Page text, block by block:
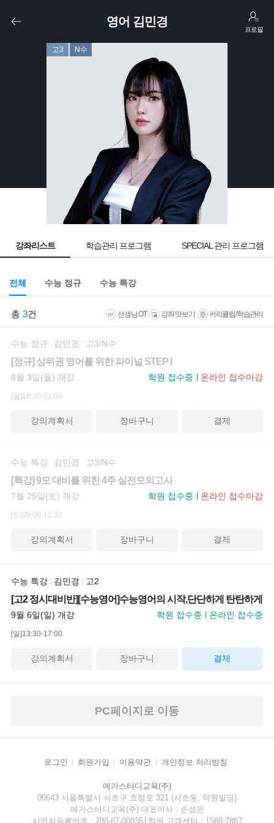
영어 김민경
프로필
고3 N수
강좌리스트 학습관리 프로그램 SPECIAL 관리 프로그램
전체 수능 정규 수능 특강
총 3건 선생님 OT 강좌 맛보기 커리큘럼/학습관리
수능 정규 김민경 고3/N수
[정규] 상위권 영어를 위한 파이널 STEP I
8월 3일(월) 개강 학원 접수중 온라인 접수마감
[월]18:30-22:00
강의계획서 장바구니 결제
수능 특강 김민경 고3/N수
[특강] 9모 대비를 위한 4주 실전모의고사
7월 25일(토) 개강 학원 접수중 온라인 접수마감
[토]09:00-12:30
강의계획서 장바구니 결제
수능 특강 김민경 고2
[고2 정시대비반][수능영어]수능영어의 시작,단단하게 탄탄하게
9월 6일(일) 개강 학원 접수중 온라인 접수중
[일]13:30-17:00
강의계획서 장바구니 결제
PC페이지로 이동
로그인 회원가입 이용약관 개인정보 처리방침
메가스터디교육(주)
06643 서울특별시 서초구 효령로 321 (서초동, 덕원빌딩)
메가스터디교육(주) 대표이사 : 손성은
사업자등록번호 : 780-87-00035│학원 고객센터 : 1588-7887